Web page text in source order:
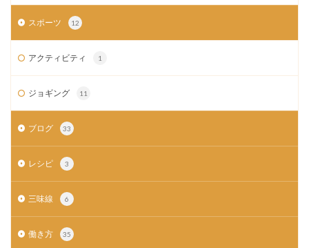
スポーツ 12
アクティビティ 1
ジョギング 11
ブログ 33
レシピ 3
三味線 6
働き方 35